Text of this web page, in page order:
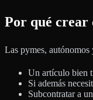
Por qué crear
Las pymes, autónomos
Un artículo bien
Si además
Subcontratar a